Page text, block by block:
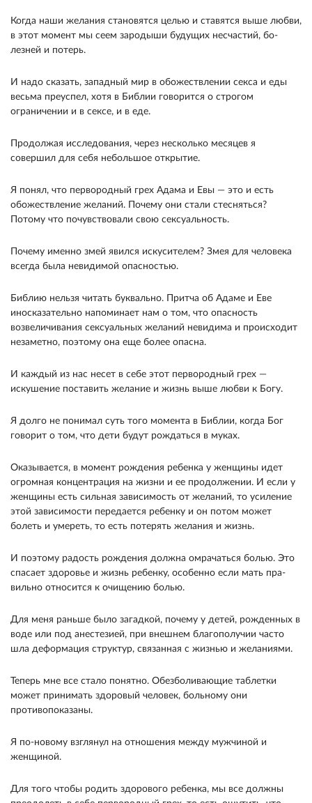
Когда наши желания стано­вятся целью и ставятся выше любви,
в этот мо­мент мы сеем зародыши будущих несчастий, бо­
лезней и потерь.
И надо сказать, западный мир в обожествлении секса и еды
весьма преуспел, хотя в Библии говорится о строгом
ограничении и в сексе, и в еде.
Продолжая исследования, через несколько меся­цев я
совершил для себя небольшое открытие.
Я по­нял, что первородный грех Адама и Евы — это и есть
обожествление желаний. Почему они стали стесняться?
Потому что почувствовали свою сексу­альность.
Почему именно змей явился искусителем? Змея для человека
всегда была невидимой опасно­стью.
Библию нельзя читать буквально. Притча об Адаме и Еве
иносказательно напоминает нам о том, что опасность
возвеличивания сексуальных жела­ний невидима и происходит
незаметно, поэтому она еще более опасна.
И каждый из нас несет в себе этот первородный грех —
искушение поставить желание и жизнь выше любви к Богу.
Я долго не понимал суть того момента в Библии, когда Бог
говорит о том, что дети будут рождаться в муках.
Оказывает­ся, в момент рождения ребенка у женщины идет
огромная концентрация на жизни и ее продолже­нии. И если у
женщины есть сильная зависимость от желаний, то усиление
этой зависимости передает­ся ребенку и он потом может
болеть и умереть, то есть потерять желания и жизнь.
И поэтому радость рождения должна омрачаться болью. Это
спасает здоровье и жизнь ребенку, особенно если мать пра­
вильно относится к очищению болью.
Для меня раньше было загадкой, почему у де­тей, рожденных в
воде или под анестезией, при внешнем благополучии часто
шла деформация структур, связанная с жизнью и желаниями.
Те­перь мне все стало понятно. Обезболивающие таб­летки
может принимать здоровый человек, боль­ному они
противопоказаны.
Я по-новому взглянул на отношения между мужчиной и
женщиной.
Для того чтобы родить здорового ребенка, мы все долж­ны